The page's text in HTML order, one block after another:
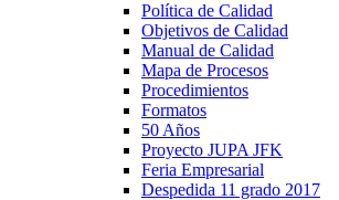
Política de Calidad
Objetivos de Calidad
Manual de Calidad
Mapa de Procesos
Procedimientos
Formatos
50 Años
Proyecto JUPA JFK
Feria Empresarial
Despedida 11 grado 2017